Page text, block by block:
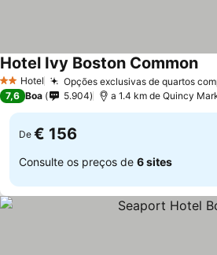
2 Estrelas
Hotel Opções exclusivas de quartos
Hotel Ivy Boston Common
7,6 Boa 5.904 a 1.4 km de Quincy
De € 156
Consulte os preços de 6 sites